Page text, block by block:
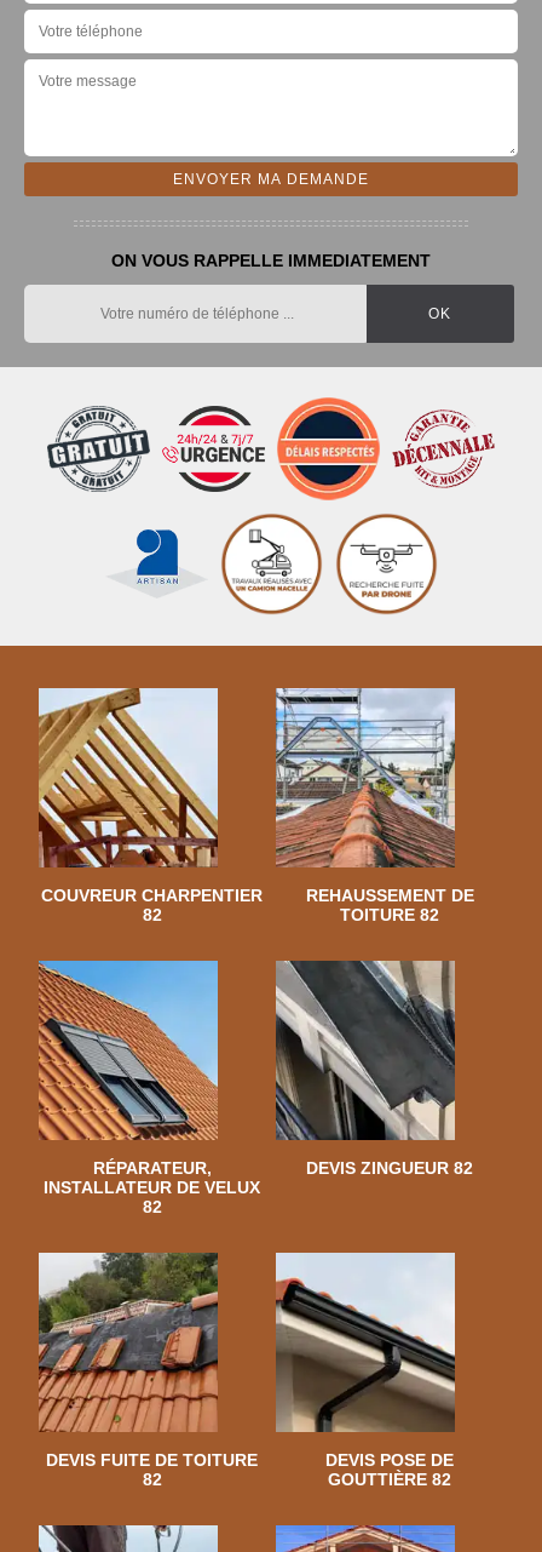
ON VOUS RAPPELLE IMMEDIATEMENT
COUVREUR CHARPENTIER
82
REHAUSSEMENT DE
TOITURE 82
RÉPARATEUR,
INSTALLATEUR DE VELUX
82
DEVIS ZINGUEUR 82
DEVIS FUITE DE TOITURE
82
DEVIS POSE DE
GOUTTIÈRE 82